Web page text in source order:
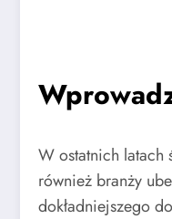
W ostatnich latach
również branży
dokładniejszego